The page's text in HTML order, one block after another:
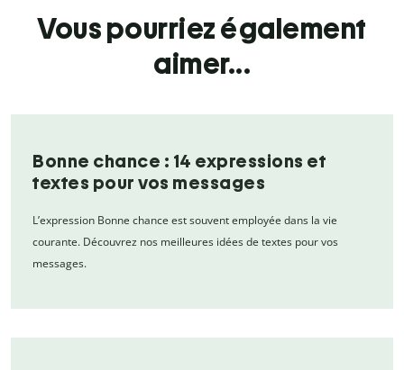
Vous pourriez également
aimer...
Bonne chance : 14 expressions et
textes pour vos messages
L’expression Bonne chance est souvent employée dans la vie
courante. Découvrez nos meilleures idées de textes pour vos
messages.